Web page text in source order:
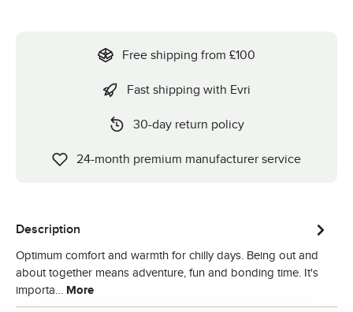
Free shipping from £100
Fast shipping with Evri
30-day return policy
24-month premium manufacturer service
Description
Optimum comfort and warmth for chilly days. Being out and
about together means adventure, fun and bonding time. It's
importa… More